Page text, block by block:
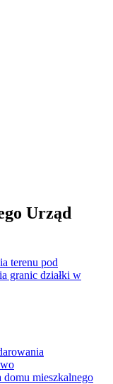
Urząd
terenu pod
granic działki w
mieszkalnego